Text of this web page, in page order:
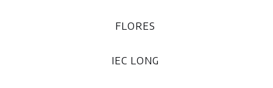
FLORES
IEC LONG